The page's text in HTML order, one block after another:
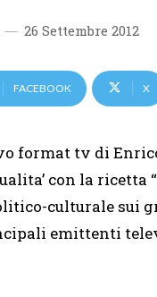
26 Settembre 2012
FACEBOOK X
format tv di
con la
culturale sui
emittenti